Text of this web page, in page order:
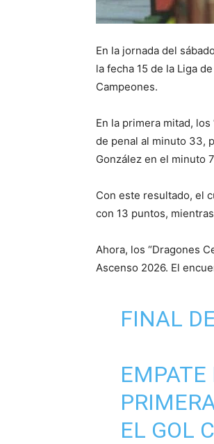
En la jornada del
la fecha 15 de la Liga
Campeones.
En la primera mitad,
de penal al minuto 33,
González en el minuto
Con este resultado, el
con 13 puntos,
Ahora, los “Dragones
Ascenso 2026. El
FINAL
EMPATE
EL GOL